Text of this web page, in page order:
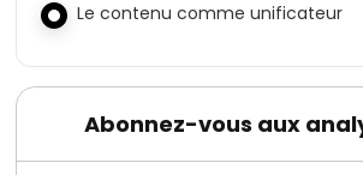
Le contenu comme unificateur
Abonnez-vous aux